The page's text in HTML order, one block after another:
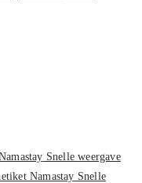
Snelle weergave
Snelle